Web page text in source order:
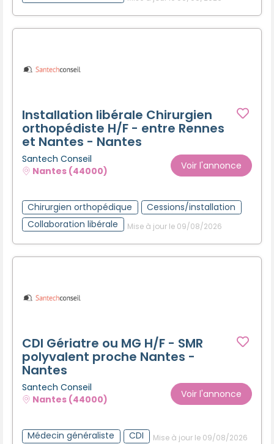
Installation libérale Chirurgien
orthopédiste H/F - entre Rennes
et Nantes - Nantes
Santech Conseil
Nantes (44000)
Voir l'annonce
Chirurgien orthopédique
Cessions/installation
Collaboration libérale
Mise à jour le 09/08/2026
CDI Gériatre ou MG H/F - SMR
polyvalent proche Nantes -
Nantes
Santech Conseil
Nantes (44000)
Voir l'annonce
Médecin généraliste CDI Mise à jour le 09/08/2026